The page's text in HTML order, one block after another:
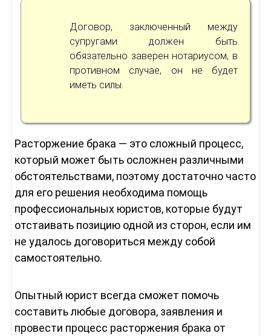
Договор, заключенный между
супругами должен быть
обязательно заверен нотариусом, в
противном случае, он не будет
иметь силы.
Расторжение брака — это сложный процесс,
который может быть осложнен различными
обстоятельствами, поэтому достаточно часто
для его решения необходима помощь
профессиональных юристов, которые будут
отстаивать позицию одной из сторон, если им
не удалось договориться между собой
самостоятельно.
Опытный юрист всегда сможет помочь
составить любые договора, заявления и
провести процесс расторжения брака от